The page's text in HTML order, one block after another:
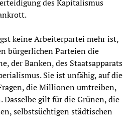
des Kapitalismus
keine Arbeiterpartei mehr ist,
bürgerlichen Parteien die
der Banken, des Staatsapparats
Sie ist unfähig, auf die
die Millionen umtreiben,
Dasselbe gilt für die Grünen, die
selbstsüchtigen städtischen